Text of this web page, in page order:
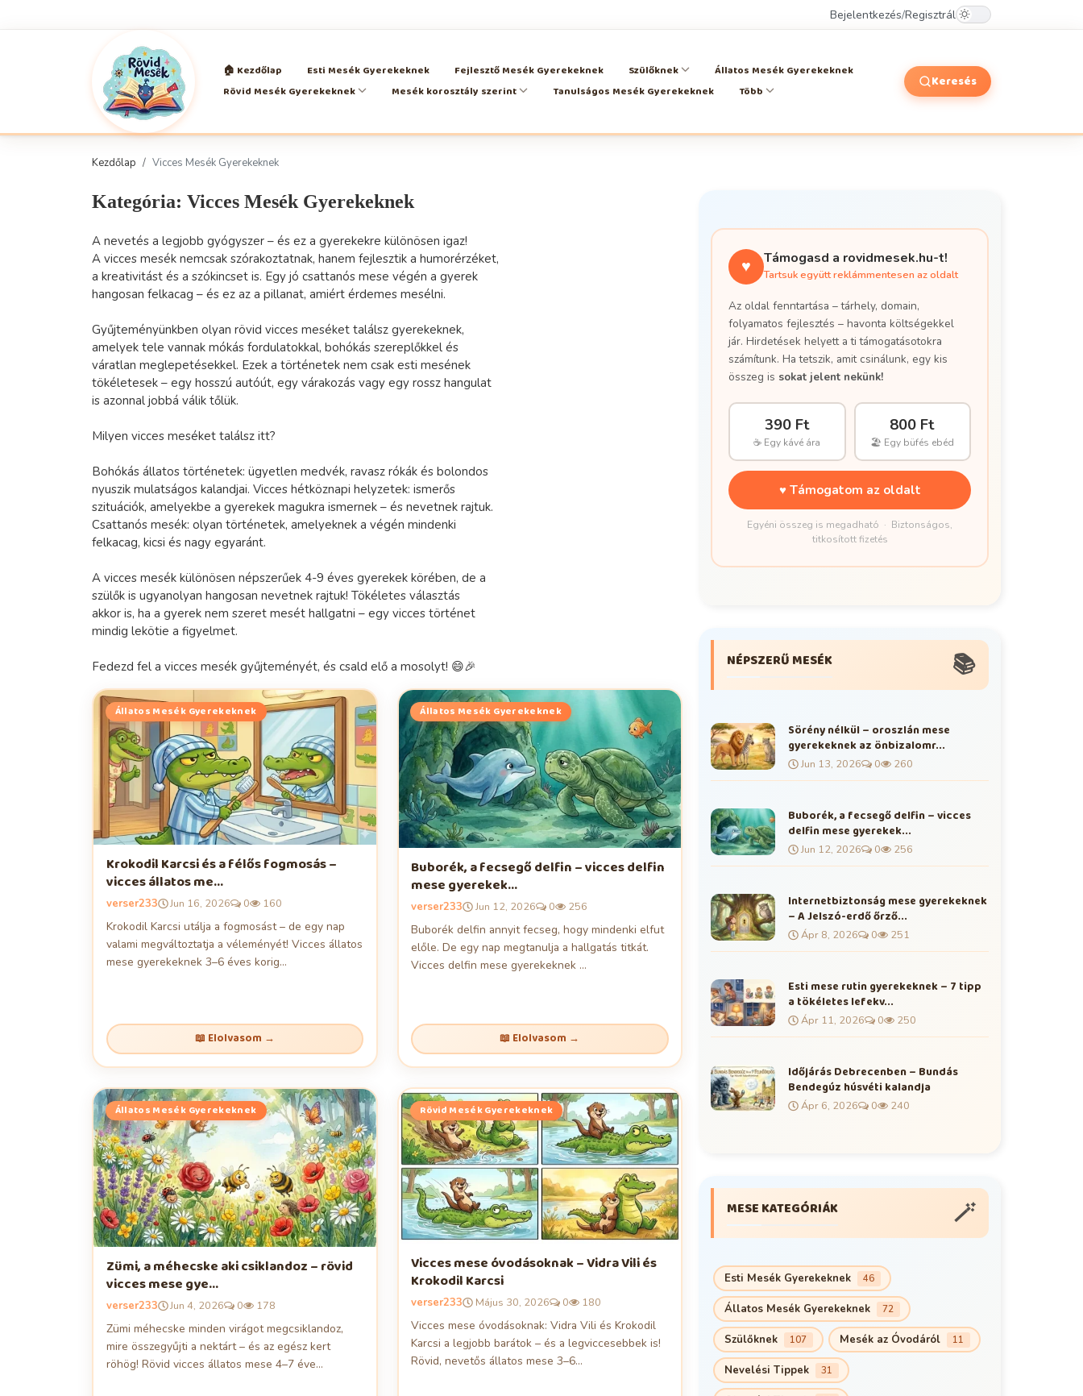
Bejelentkezés/Regisztrál
🏠 Kezdőlap Esti Mesék Gyerekeknek Fejlesztő Mesék Gyerekeknek Szülőknek
Állatos Mesék Gyerekeknek
Rövid Mesék Gyerekeknek
Mesék korosztály szerint Tanulságos Mesék Gyerekeknek Több
Keresés
Kezdőlap Vicces Mesék Gyerekeknek
Kategória: Vicces Mesék Gyerekeknek
A nevetés a legjobb gyógyszer – és ez a gyerekekre különösen igaz!
A vicces mesék nemcsak szórakoztatnak, hanem fejlesztik a humorérzéket,
a kreativitást és a szókincset is. Egy jó csattanós mese végén a gyerek
hangosan felkacag – és ez az a pillanat, amiért érdemes mesélni.
Gyűjteményünkben olyan rövid vicces meséket találsz gyerekeknek,
amelyek tele vannak mókás fordulatokkal, bohókás szereplőkkel és
váratlan meglepetésekkel. Ezek a történetek nem csak esti mesének
tökéletesek – egy hosszú autóút, egy várakozás vagy egy rossz hangulat
is azonnal jobbá válik tőlük.
Milyen vicces meséket találsz itt?
Bohókás állatos történetek: ügyetlen medvék, ravasz rókák és bolondos
nyuszik mulatságos kalandjai. Vicces hétköznapi helyzetek: ismerős
szituációk, amelyekbe a gyerekek magukra ismernek – és nevetnek rajtuk.
Csattanós mesék: olyan történetek, amelyeknek a végén mindenki
felkacag, kicsi és nagy egyaránt.
A vicces mesék különösen népszerűek 4-9 éves gyerekek körében, de a
szülők is ugyanolyan hangosan nevetnek rajtuk! Tökéletes választás
akkor is, ha a gyerek nem szeret mesét hallgatni – egy vicces történet
mindig lekötie a figyelmet.
Fedezd fel a vicces mesék gyűjteményét, és csald elő a mosolyt! 😄🎉
Állatos Mesék Gyerekeknek
Krokodil Karcsi és a félős fogmosás –
vicces állatos me...
verser233 Jun 16, 2026 0 160
Krokodil Karcsi utálja a fogmosást – de egy nap
valami megváltoztatja a véleményét! Vicces állatos
mese gyerekeknek 3–6 éves korig...
📖 Elolvasom →
Állatos Mesék Gyerekeknek
Buborék, a fecsegő delfin – vicces delfin
mese gyerekek...
verser233 Jun 12, 2026 0 256
Buborék delfin annyit fecseg, hogy mindenki elfut
előle. De egy nap megtanulja a hallgatás titkát.
Vicces delfin mese gyerekeknek ...
📖 Elolvasom →
Állatos Mesék Gyerekeknek
Zümi, a méhecske aki csiklandoz – rövid
vicces mese gye...
verser233 Jun 4, 2026 0 178
Zümi méhecske minden virágot megcsiklandoz,
mire összegyűjti a nektárt – és az egész kert
röhög! Rövid vicces állatos mese 4–7 éve...
Rövid Mesék Gyerekeknek
Vicces mese óvodásoknak – Vidra Vili és
Krokodil Karcsi
verser233 Május 30, 2026 0 180
Vicces mese óvodásoknak: Vidra Vili és Krokodil
Karcsi a legjobb barátok – és a legviccesebbek is!
Rövid, nevetős állatos mese 3–6...
♥ Támogasd a rovidmesek.hu-t!
Tartsuk együtt reklámmentesen az oldalt
Az oldal fenntartása – tárhely, domain,
folyamatos fejlesztés – havonta költségekkel
jár. Hirdetések helyett a ti támogatásotokra
számítunk. Ha tetszik, amit csinálunk, egy kis
összeg is sokat jelent nekünk!
390 Ft
☕ Egy kávé ára
800 Ft
🏖 Egy büfés ebéd
♥ Támogatom az oldalt
Egyéni összeg is megadható · Biztonságos,
titkosított fizetés
NÉPSZERŰ MESÉK 📚
Sörény nélkül – oroszlán mese
gyerekeknek az önbizalomr...
Jun 13, 2026 0 260
Buborék, a fecsegő delfin – vicces
delfin mese gyerekek...
Jun 12, 2026 0 256
Internetbiztonság mese gyerekeknek
– A Jelszó-erdő őrző...
Ápr 8, 2026 0 251
Esti mese rutin gyerekeknek – 7 tipp
a tökéletes lefekv...
Ápr 11, 2026 0 250
Időjárás Debrecenben – Bundás
Bendegúz húsvéti kalandja
Ápr 6, 2026 0 240
MESE KATEGÓRIÁK 🪄
Esti Mesék Gyerekeknek 46
Állatos Mesék Gyerekeknek 72
Szülőknek 107 Mesék az Óvodáról 11
Nevelési Tippek 31